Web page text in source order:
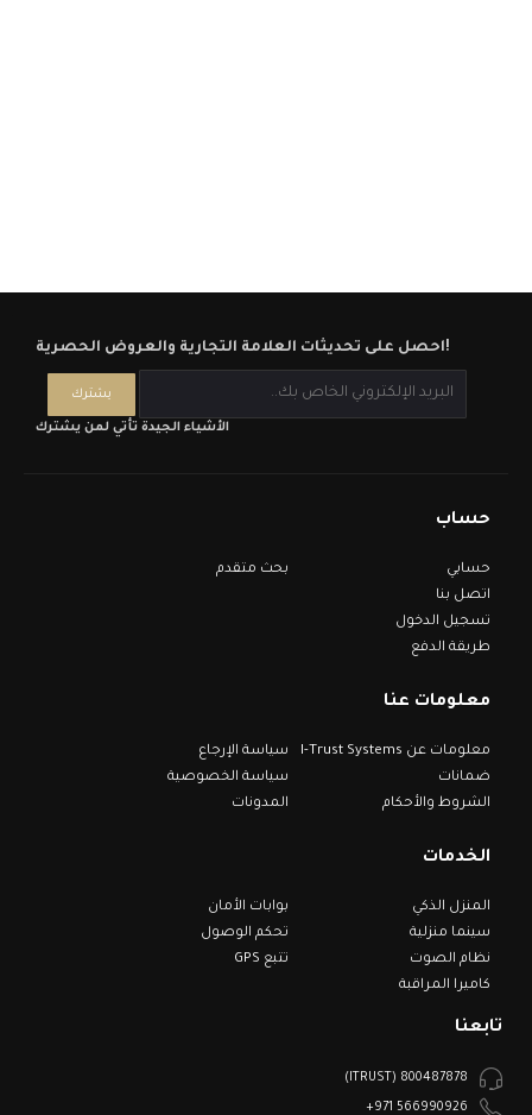
احصل على تحديثات العلامة التجارية والعروض الحصرية!
الأشياء الجيدة تأتي لمن يشترك
حساب
حسابي
اتصل بنا
تسجيل الدخول
طريقة الدفع
بحث متقدم
معلومات عنا
معلومات عن I-Trust Systems
ضمانات
الشروط والأحكام
سياسة الإرجاع
سياسة الخصوصية
المدونات
الخدمات
المنزل الذكي
سينما منزلية
نظام الصوت
كاميرا المراقبة
بوابات الأمان
تحكم الوصول
تتبع GPS
تابعنا
800487878 (ITRUST)
566990926 971+